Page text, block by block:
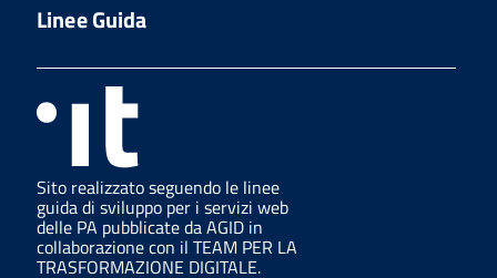
Linee Guida
Sito realizzato seguendo le linee
guida di sviluppo per i servizi web
delle PA pubblicate da AGID in
collaborazione con il TEAM PER LA
TRASFORMAZIONE DIGITALE.